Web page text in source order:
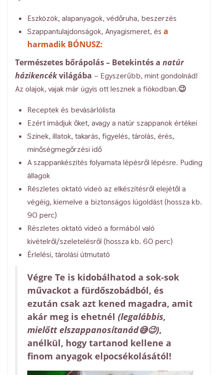
Eszközök, alapanyagok, védőruha, beszerzés
Szappantulajdonságok, Anyagismeret, és a
harmadik BÓNUSZ:
Természetes bőrápolás – Betekintés a natúr
házikencékvilágába – Egyszerűbb, mint gondolnád!
Az olajok, vajak már úgyis ott lesznek a fiókodban.😉
Receptek és bevásárlólista
Ezért imádjuk őket, avagy a natúr szappanok értékei
Színek, illatok, takarás, figyelés, tárolás, érés,
minőségmegőrzési idő
A szappankészítés folyamata lépésről lépésre. Puding
állagok
Részletes oktató videó az elkészítésről elejétől a
végéig, kiemelve a biztonságos lúgoldást (hossza kb.
90 perc)
Részletes oktató videó a formából való
kivételről/szeletelésről (hossza kb. 60 perc)
Érlelési, tárolási útmutató
Végre Te is kidobálhatod a sok-sok
művackot a fürdőszobádból, és
ezután csak azt kened magadra, amit
akár meg is ehetnél (legalábbis,
mielőtt elszappanosítanád😅😉),
anélkül, hogy tartanod kellene a
finom anyagok elpocsékolásától!